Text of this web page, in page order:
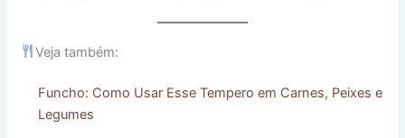
Veja também:
Funcho: Como Usar Esse Tempero em Carnes, Peixes e
Legumes